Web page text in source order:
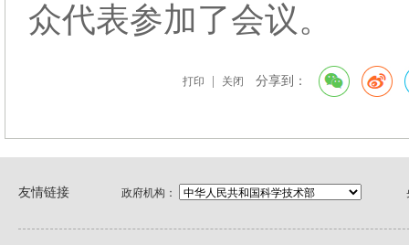
众代表参加了会议。
打印 关闭 分享到：
友情链接 政府机构：